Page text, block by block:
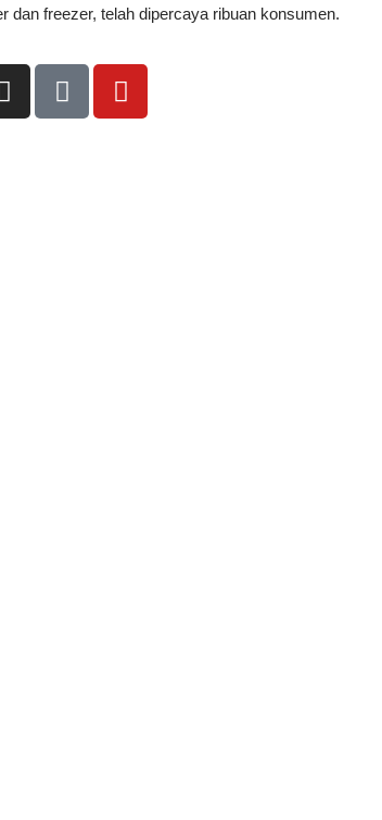
dan freezer, telah dipercaya ribuan konsumen.